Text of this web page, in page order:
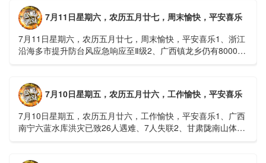
7月11日星期六，农历五月廿七，周末愉快，平安喜乐
7月11日星期六，农历五月廿七，周末愉快，平安喜乐1、浙江
沿海多市提升防台风应急响应至Ⅱ级2、广西镇龙乡仍有8000多
7月10日星期五，农历五月廿六，工作愉快，平安喜乐
7月10日星期五，农历五月廿六，工作愉快，平安喜乐1、广西
南宁六蓝水库洪灾已致26人遇难、7人失联2、甘肃陇南山体滑